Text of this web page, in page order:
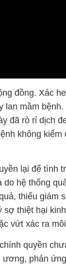
đồng. Xác
lan mầm
đã rò rỉ dịch
không
lại để tình
hệ thống
thiếu giám
sợ thiệt hại
vứt xác ra
quyền
phản